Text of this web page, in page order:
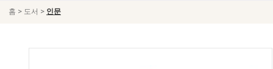
홈 > 도서 > 인문